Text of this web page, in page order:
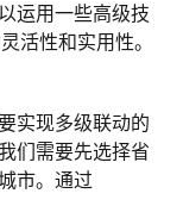
运用一些高级技
活性和实用性。
实现多级联动的
们需要先选择省
市。通过